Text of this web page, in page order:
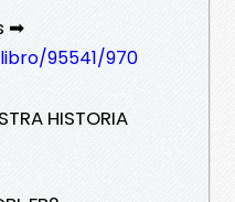
➡
95541/970
HISTORIA